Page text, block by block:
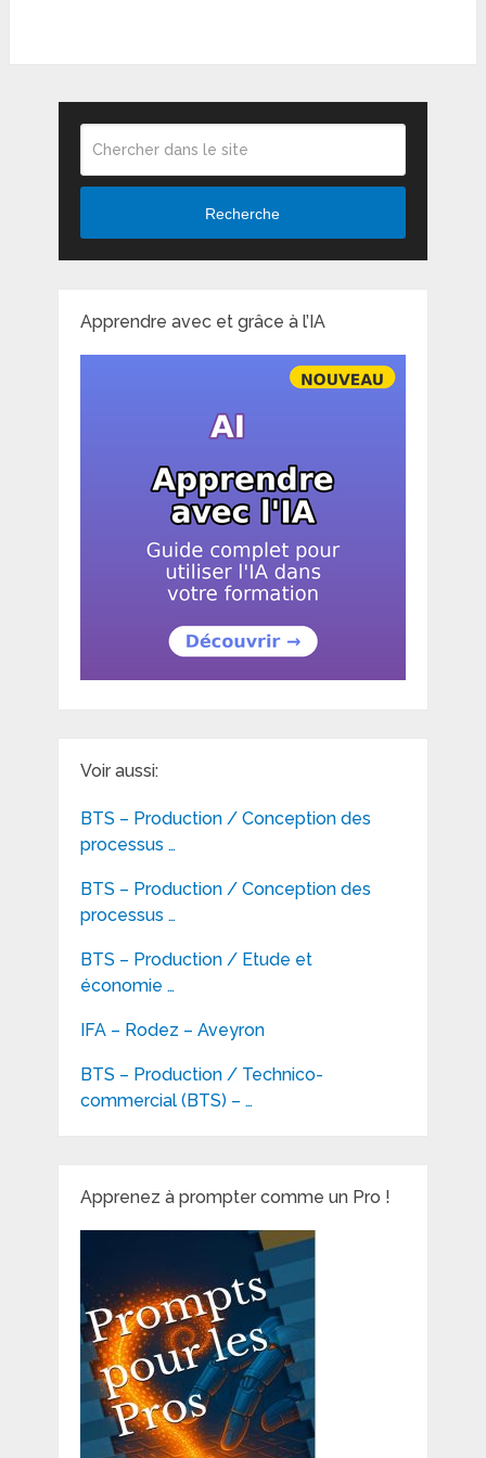
Recherche
Apprendre avec et grâce à l’IA
Voir aussi:
BTS – Production / Conception des
processus …
BTS – Production / Conception des
processus …
BTS – Production / Etude et
économie …
IFA – Rodez – Aveyron
BTS – Production / Technico-
commercial (BTS) – …
Apprenez à prompter comme un Pro !